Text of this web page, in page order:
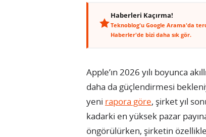
Haberleri Kaçırma!
Teknoblog'u Google Arama'da
Haberler'de bizi daha sık gör.
Apple’ın 2026 yılı boyunca
daha da güçlendirmesi
yeni rapora göre, şirket yıl
kadarki en yüksek pazar
öngörülürken, şirketin özellikle